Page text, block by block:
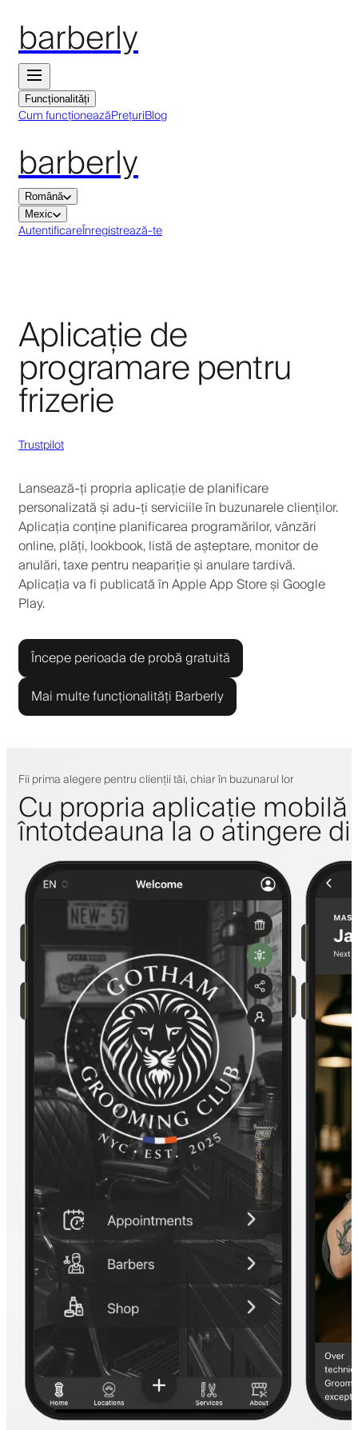
barberly
Funcționalități
Cum funcționeazăPrețuriBlog
barberly
Română
Mexic
AutentificareÎnregistrează-te
Aplicație de
programare pentru
frizerie
Trustpilot
Lansează-ți propria aplicație de planificare
personalizată și adu-ți serviciile în buzunarele clienților.
Aplicația conține planificarea programărilor, vânzări
online, plăți, lookbook, listă de așteptare, monitor de
anulări, taxe pentru neapariție și anulare tardivă.
Aplicația va fi publicată în Apple App Store și Google
Play.
Începe perioada de probă gratuită
Mai multe funcționalități Barberly
Fii prima alegere pentru clienții tăi, chiar în buzunarul lor
Cu propria aplicație mobilă
întotdeauna la o atingere